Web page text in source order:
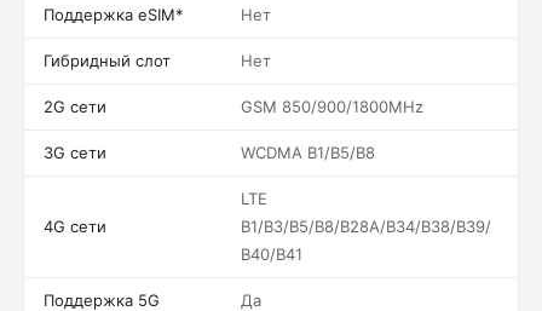
Поддержка eSIM* Нет
Гибридный слот Нет
2G сети GSM 850/900/1800MHz
3G сети WCDMA B1/B5/B8
4G сети
LTE
B1/B3/B5/B8/B28A/B34/B38/B39/
B40/B41
Поддержка 5G Да